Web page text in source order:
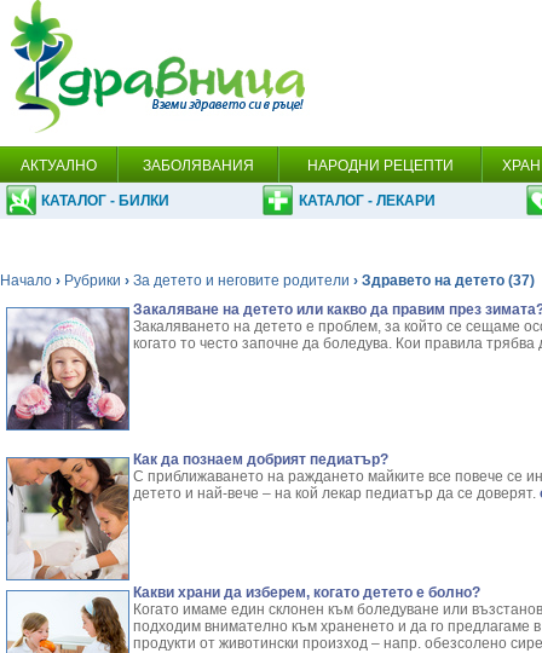
АКТУАЛНО ЗАБОЛЯВАНИЯ НАРОДНИ РЕЦЕПТИ
КАТАЛОГ - БИЛКИ КАТАЛОГ - ЛЕКАРИ
Начало › Рубрики › За детето и неговите родители › Здравето на детето (37)
Закаляване на детето или какво да правим през
Закаляването на детето е проблем, за който се сещаме
когато то често започне да боледува. Кои правила трябва
Как да познаем добрият педиатър?
С приближаването на раждането майките все повече се
детето и най-вече – на кой лекар педиатър да се доверят.
Какви храни да изберем, когато детето е болно?
Когато имаме един склонен към боледуване или
подходим внимателно към храненето и да го предлагаме
продукти от животински произход – напр. обезсолено